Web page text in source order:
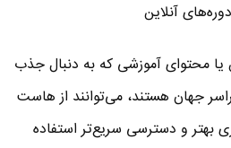
آنلاین
یا محتوای آموزشی که به دنبال جذب
جهان هستند، می‌توانند از هاست
بهتر و دسترسی سریع‌تر استفاده